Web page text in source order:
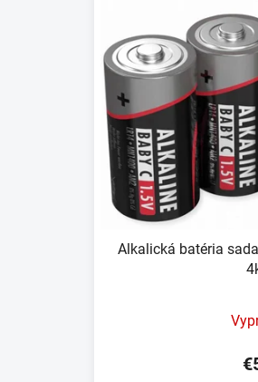
Alkalická batéria